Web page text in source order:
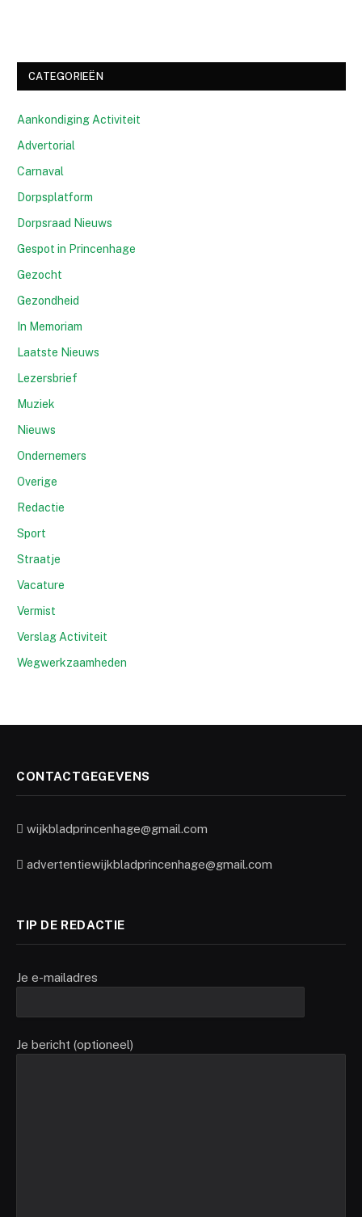
CATEGORIEËN
Aankondiging Activiteit
Advertorial
Carnaval
Dorpsplatform
Dorpsraad Nieuws
Gespot in Princenhage
Gezocht
Gezondheid
In Memoriam
Laatste Nieuws
Lezersbrief
Muziek
Nieuws
Ondernemers
Overige
Redactie
Sport
Straatje
Vacature
Vermist
Verslag Activiteit
Wegwerkzaamheden
CONTACTGEGEVENS
wijkbladprincenhage@gmail.com
advertentiewijkbladprincenhage@gmail.com
TIP DE REDACTIE
Je e-mailadres
Je bericht (optioneel)